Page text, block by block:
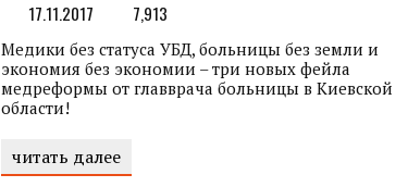
17.11.2017 7,913
Медики без статуса УБД, больницы без земли и
экономия без экономии – три новых фейла
медреформы от главврача больницы в Киевской
области!
читать далее